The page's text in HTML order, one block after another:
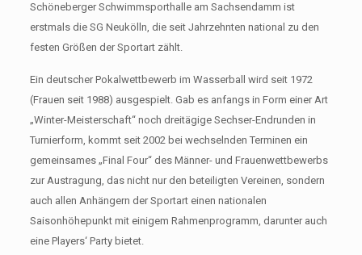
Schöneberger Schwimmsporthalle am Sachsendamm ist
erstmals die SG Neukölln, die seit Jahrzehnten national zu den
festen Größen der Sportart zählt.
Ein deutscher Pokalwettbewerb im Wasserball wird seit 1972
(Frauen seit 1988) ausgespielt. Gab es anfangs in Form einer Art
„Winter-Meisterschaft“ noch dreitägige Sechser-Endrunden in
Turnierform, kommt seit 2002 bei wechselnden Terminen ein
gemeinsames „Final Four“ des Männer- und Frauenwettbewerbs
zur Austragung, das nicht nur den beteiligten Vereinen, sondern
auch allen Anhängern der Sportart einen nationalen
Saisonhöhepunkt mit einigem Rahmenprogramm, darunter auch
eine Players‘ Party bietet.